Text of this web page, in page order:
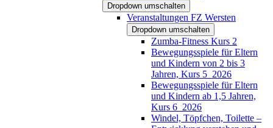
Dropdown umschalten
Veranstaltungen FZ Wersten
Dropdown umschalten
Zumba-Fitness Kurs 2
Bewegungsspiele für Eltern
und Kindern von 2 bis 3
Jahren, Kurs 5_2026
Bewegungsspiele für Eltern
und Kindern ab 1,5 Jahren,
Kurs 6_2026
Windel, Töpfchen, Toilette –